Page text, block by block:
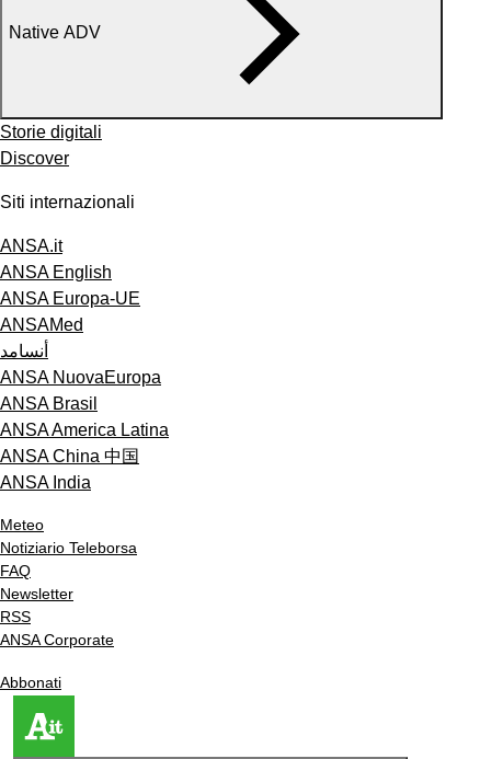
Native ADV
Storie digitali
Discover
Siti internazionali
ANSA.it
ANSA English
ANSA Europa-UE
ANSAMed
أنسامد
ANSA NuovaEuropa
ANSA Brasil
ANSA America Latina
ANSA China 中国
ANSA India
Meteo
Notiziario Teleborsa
FAQ
Newsletter
RSS
ANSA Corporate
Abbonati